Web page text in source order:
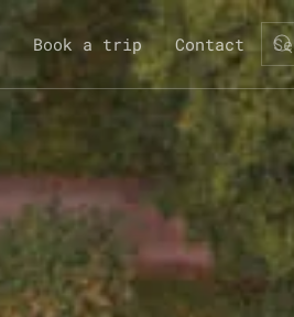
Book a trip Contact